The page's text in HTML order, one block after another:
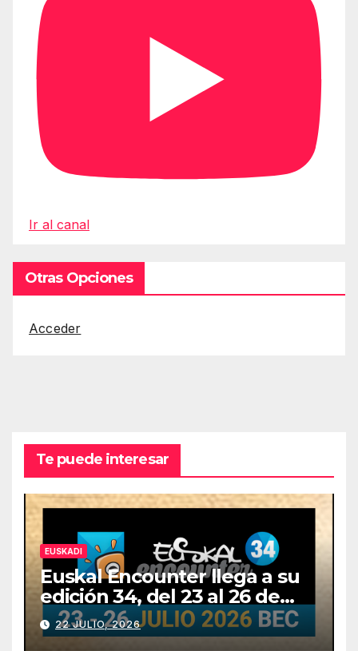
Ir al canal
Otras Opciones
Acceder
Te puede interesar
EUSKADI
Euskal Encounter llega a su
edición 34, del 23 al 26 de
julio
22 JULIO, 2026